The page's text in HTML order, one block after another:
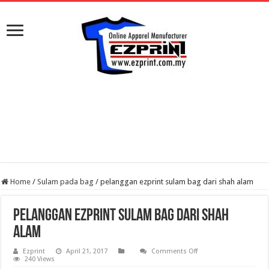
Home / Sulam pada bag / pelanggan ezprint sulam bag dari shah alam
pelanggan ezprint sulam bag dari shah
alam
Ezprint April 21, 2017 Comments Offon
240 Views